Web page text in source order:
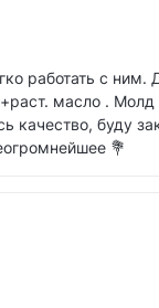
работать с
масло . Молд
качество, буду
💐